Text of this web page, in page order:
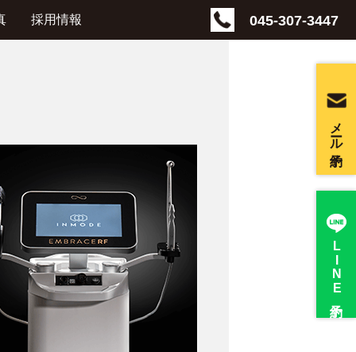
採用情報 045-307-3447
メール予約
LINE